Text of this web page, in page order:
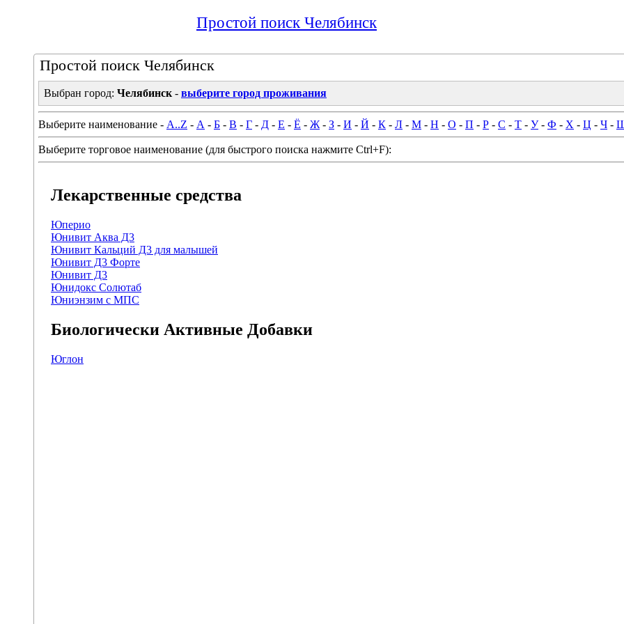
Простой поиск Челябинск
Простой поиск Челябинск
Выбран город: Челябинск - выберите город проживания
Выберите наименование - A..Z - А - Б - В - Г - Д - Е - Ё - Ж - З - И - Й - К - Л - М - Н - О - П - Р - С - Т - У- Ф - Х - Ц - Ч -
Выберите торговое наименование (для быстрого поиска нажмите Ctrl+F):
Лекарственные средства
Юперио
Юнивит Аква Д3
Юнивит Кальций Д3 для малышей
Юнивит Д3 Форте
Юнивит Д3
Юнидокс Солютаб
Юниэнзим с МПС
Биологически Активные Добавки
Юглон